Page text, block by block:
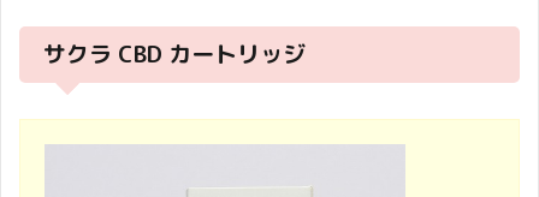
サクラ CBD カートリッジ